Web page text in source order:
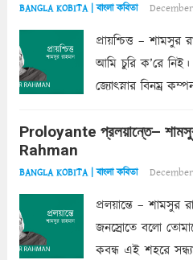
BANGLA KOBITA | বাংলা কবিতা
প্রায়শ্চিত্ত – শামসুর
আমি চুরি ক’রে নিই।
জ্যোৎস্নার বিনম্র
ছায়াচ্ছন্ন মোহন মিথুন
Proloyante প্রলয়ান্তে–
Rahman
BANGLA KOBITA | বাংলা কবিতা
প্রলয়ান্তে – শামসুর
জনস্রোতে বলো
কবন্ধ এই শহরে